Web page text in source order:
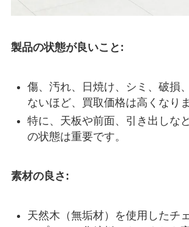
製品の状態が良いこと:
傷、汚れ、日焼け、シミ、破損
ないほど、買取価格は高くなりま
特に、天板や前面、引き出しな
の状態は重要です。
素材の良さ:
天然木（無垢材）を使用したチ